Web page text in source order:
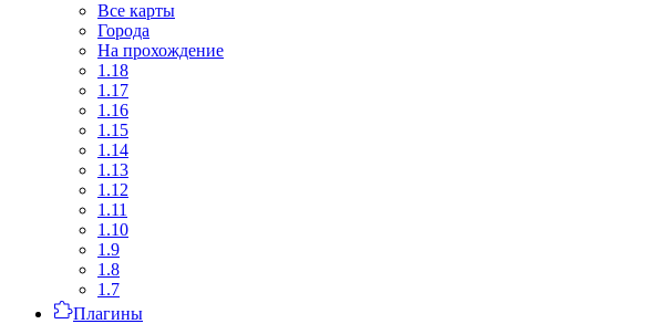
Все карты
Города
На прохождение
1.18
1.17
1.16
1.15
1.14
1.13
1.12
1.11
1.10
1.9
1.8
1.7
Плагины